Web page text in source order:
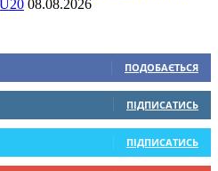
08.08.2026
ПОДОБАЄТЬСЯ
ПІДПИСАТИСЬ
ПІДПИСАТИСЬ